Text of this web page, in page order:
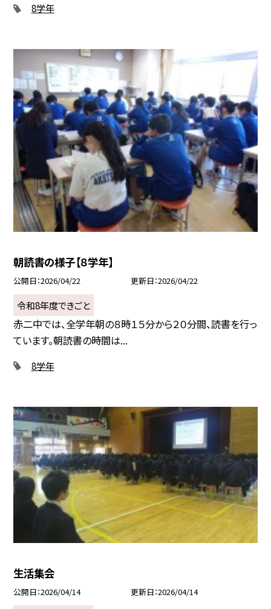
8学年
朝読書の様子【８学年】
公開日 2026/04/22 更新日 2026/04/22
令和8年度できごと
赤二中では、全学年朝の８時１５分から２０分間、読書を行っ
ています。朝読書の時間は...
8学年
生活集会
公開日 2026/04/14 更新日 2026/04/14